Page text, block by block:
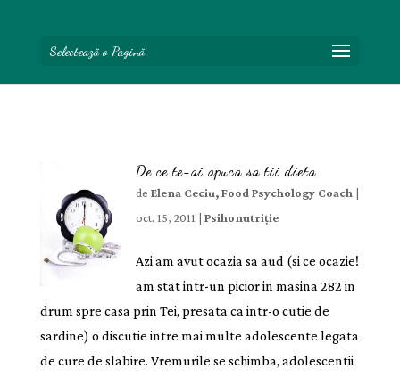
Selectează o Pagină
De ce te-ai apuca sa tii dieta
deElena Ceciu, Food Psychology Coach |
oct. 15, 2011 |Psihonutriție
Azi am avut ocazia sa aud (si ce ocazie!
am stat intr-un picior in masina 282 in
drum spre casa prin Tei, presata ca intr-o cutie de
sardine) o discutie intre mai multe adolescente legata
de cure de slabire. Vremurile se schimba, adolescentii